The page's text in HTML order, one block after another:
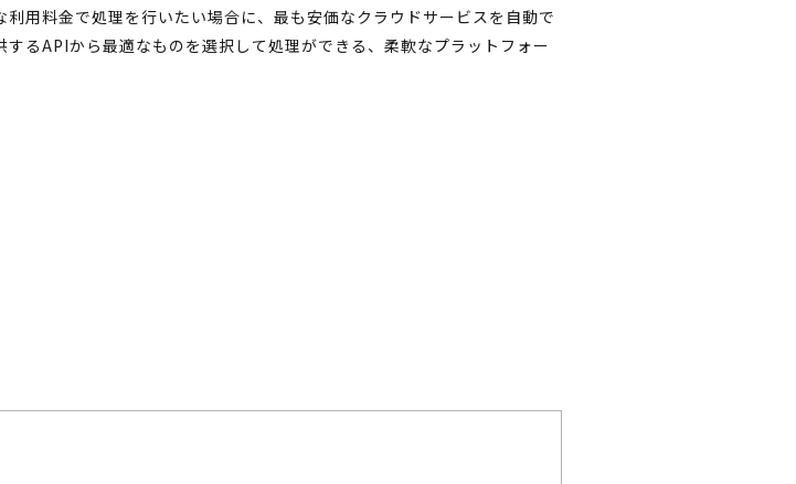
用料金で処理を行いたい場合に、最も安価なクラウドサービスを自動で
るAPIから最適なものを選択して処理ができる、柔軟なプラットフォー